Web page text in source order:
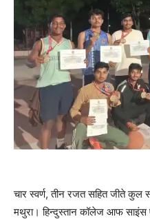
चार स्वर्ण, तीन रजत सहित जीते कुल
मथुरा। हिन्दुस्तान कॉलेज आफ साइंस